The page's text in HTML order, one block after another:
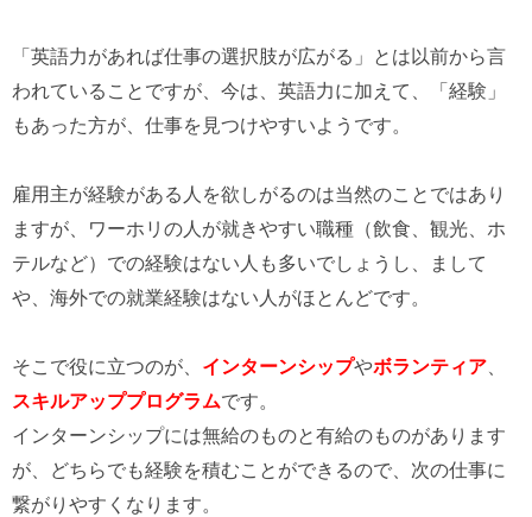
「英語力があれば仕事の選択肢が広がる」とは以前から言
われていることですが、今は、英語力に加えて、「経験」
もあった方が、仕事を見つけやすいようです。
雇用主が経験がある人を欲しがるのは当然のことではあり
ますが、ワーホリの人が就きやすい職種（飲食、観光、ホ
テルなど）での経験はない人も多いでしょうし、まして
や、海外での就業経験はない人がほとんどです。
そこで役に立つのが、 インターンシップやボランティア
スキルアッププログラムです。
インターンシップには無給のものと有給のものがあります
が、どちらでも経験を積むことができるので、次の仕事に
繋がりやすくなります。